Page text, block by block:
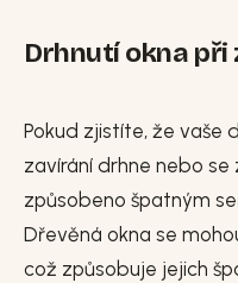
Drhnutí okna
Pokud zjistíte, že vaše
zavírání drhne nebo
způsobeno špatným
Dřevěná okna se
což způsobuje jejich